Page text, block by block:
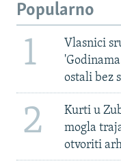
Popularno
1
Vlasnici
ostali bez
2
Kurti u
mogla
otvoriti